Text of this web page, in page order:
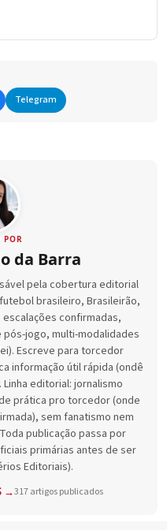
Telegram
POR
da Barra
pela cobertura editorial
brasileiro, Brasileirão,
confirmadas,
jogo, multi-modalidades
Escreve para torcedor
informação útil rápida (ondê
editorial: jornalismo
prática pro torcedor (onde
sem fanatismo nem
publicação passa por
primárias antes de ser
Editoriais).
→317 artigos publicados